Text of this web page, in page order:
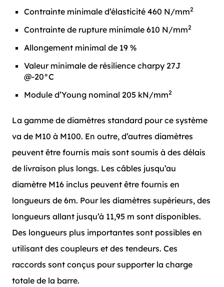
Contrainte minimale d’élasticité 460 N/mm2
Contrainte de rupture minimale 610 N/mm2
Allongement minimal de 19 %
Valeur minimale de résilience charpy 27J
@-20°C
Module d’Young nominal 205 kN/mm2
La gamme de diamètres standard pour ce système
va de M10 à M100. En outre, d’autres diamètres
peuvent être fournis mais sont soumis à des délais
de livraison plus longs. Les câbles jusqu’au
diamètre M16 inclus peuvent être fournis en
longueurs de 6m. Pour les diamètres supérieurs, des
longueurs allant jusqu’à 11,95 m sont disponibles.
Des longueurs plus importantes sont possibles en
utilisant des coupleurs et des tendeurs. Ces
raccords sont conçus pour supporter la charge
totale de la barre.